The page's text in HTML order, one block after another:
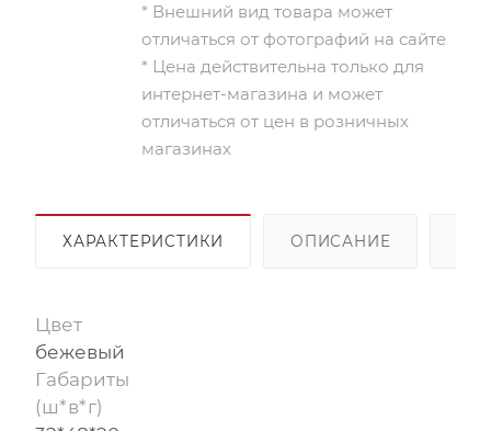
* Внешний вид товара может
отличаться от фотографий на сайте
* Цена действительна только для
интернет-магазина и может
отличаться от цен в розничных
магазинах
ХАРАКТЕРИСТИКИ ОПИСАНИЕ
Цвет
бежевый
Габариты
(ш*в*г)